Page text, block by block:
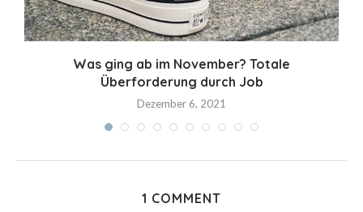
Was ging ab im November? Totale
Überforderung durch Job
Dezember 6, 2021
1 COMMENT